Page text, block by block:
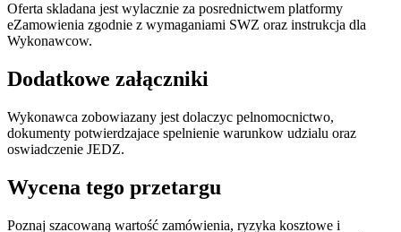
Oferta skladana jest wylacznie za posrednictwem platformy
eZamowienia zgodnie z wymaganiami SWZ oraz instrukcja dla
Wykonawcow.
Dodatkowe załączniki
Wykonawca zobowiazany jest dolaczyc pelnomocnictwo,
dokumenty potwierdzajace spelnienie warunkow udzialu oraz
oswiadczenie JEDZ.
Wycena tego przetargu
Poznaj szacowaną wartość zamówienia, ryzyka kosztowe i